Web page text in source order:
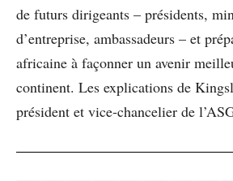
de futurs dirigeants – présidents,
d’entreprise, ambassadeurs – et
africaine à façonner un avenir
continent. Les explications de
président et vice‑chancelier de